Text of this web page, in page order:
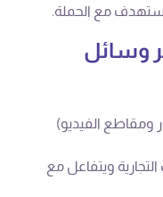
مع الحملة.
وسائل
ومقاطع الفيديو)
ويتفاعل مع